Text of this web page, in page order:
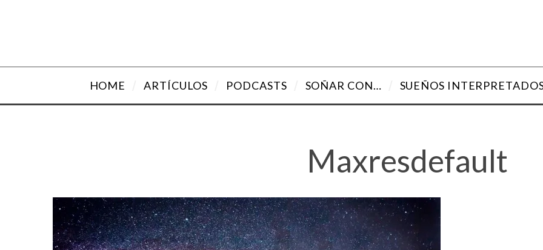
HOME ARTÍCULOS PODCASTS SOÑAR CON… SUEÑOS
Maxresdefault